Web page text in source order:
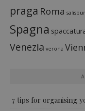
praga Roma
Spagna
Venezia verona
7 tips for organising